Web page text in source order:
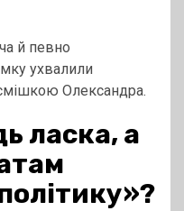
й певно
ухвалили
Олександра.
ласка, а